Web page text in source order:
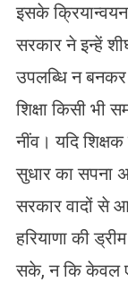
इसके
सरकार ने इन्हें
उपलब्धि न बनकर
शिक्षा किसी भी
नींव। यदि
सुधार का सपना
सरकार वादों से
हरियाणा की
सके, न कि केवल